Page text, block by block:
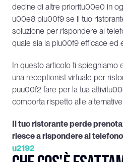
decine di altre prioritu00e0 in
u00e8 piu00f9 se il tuo
soluzione per rispondere al
quale sia la piu00f9 efficace ed
In questo articolo ti spieghiamo
una receptionist virtuale per
puu00f2 fare per la tua
comporta rispetto alle alternative.
Il tuo ristorante perde
riesce a rispondere al
u2192